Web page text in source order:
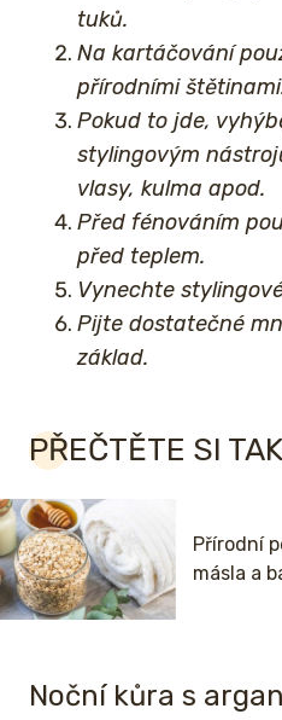
tuků.
Na kartáčování
přírodními
Pokud to jde,
stylingovým
vlasy, kulma apod.
Před fénováním
před teplem.
Vynechte
Pijte dostatečné
základ.
PŘEČTĚTE SI
Přírodní
másla a
Noční kůra s